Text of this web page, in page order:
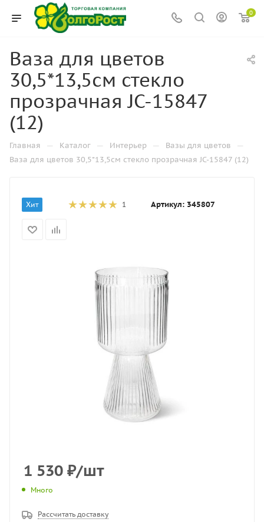
0
Ваза для цветов
30,5*13,5см стекло
прозрачная JC-15847
(12)
Главная — Каталог — Интерьер — Вазы для цветов —
Ваза для цветов 30,5*13,5см стекло прозрачная JC-15847 (12)
Хит 1 Артикул: 345807
1 530 ₽/шт
Много
Рассчитать доставку